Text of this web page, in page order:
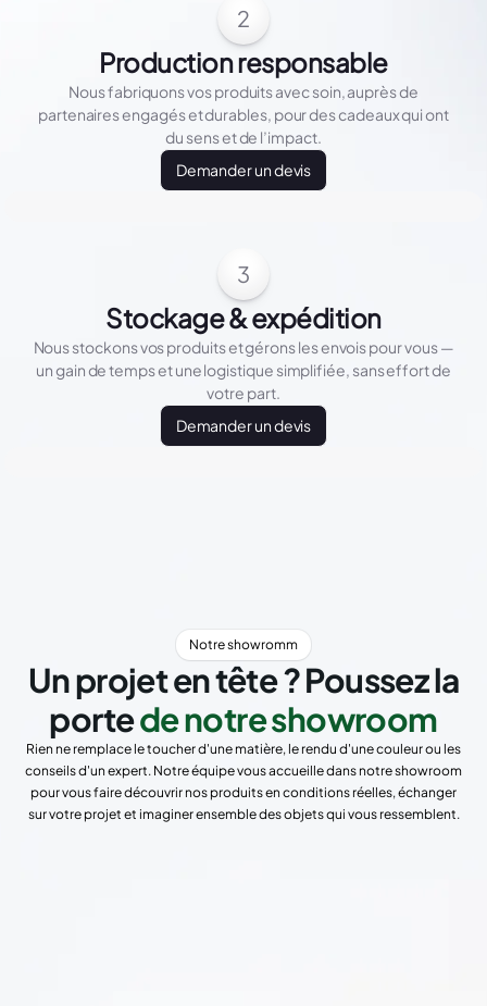
2
Production responsable
Nous fabriquons vos produits avec soin, auprès de
partenaires engagés et durables, pour des cadeaux qui ont
du sens et de l’impact.
Demander un devis
3
Stockage & expédition
Nous stockons vos produits et gérons les envois pour vous —
un gain de temps et une logistique simplifiée, sans effort de
votre part.
Demander un devis
Notre showromm
Un projet en tête ? Poussez la
portede notre showroom
Rien ne remplace le toucher d'une matière, le rendu d'une couleur ou les
conseils d'un expert. Notre équipe vous accueille dans notre showroom
pour vous faire découvrir nos produits en conditions réelles, échanger
sur votre projet et imaginer ensemble des objets qui vous ressemblent.